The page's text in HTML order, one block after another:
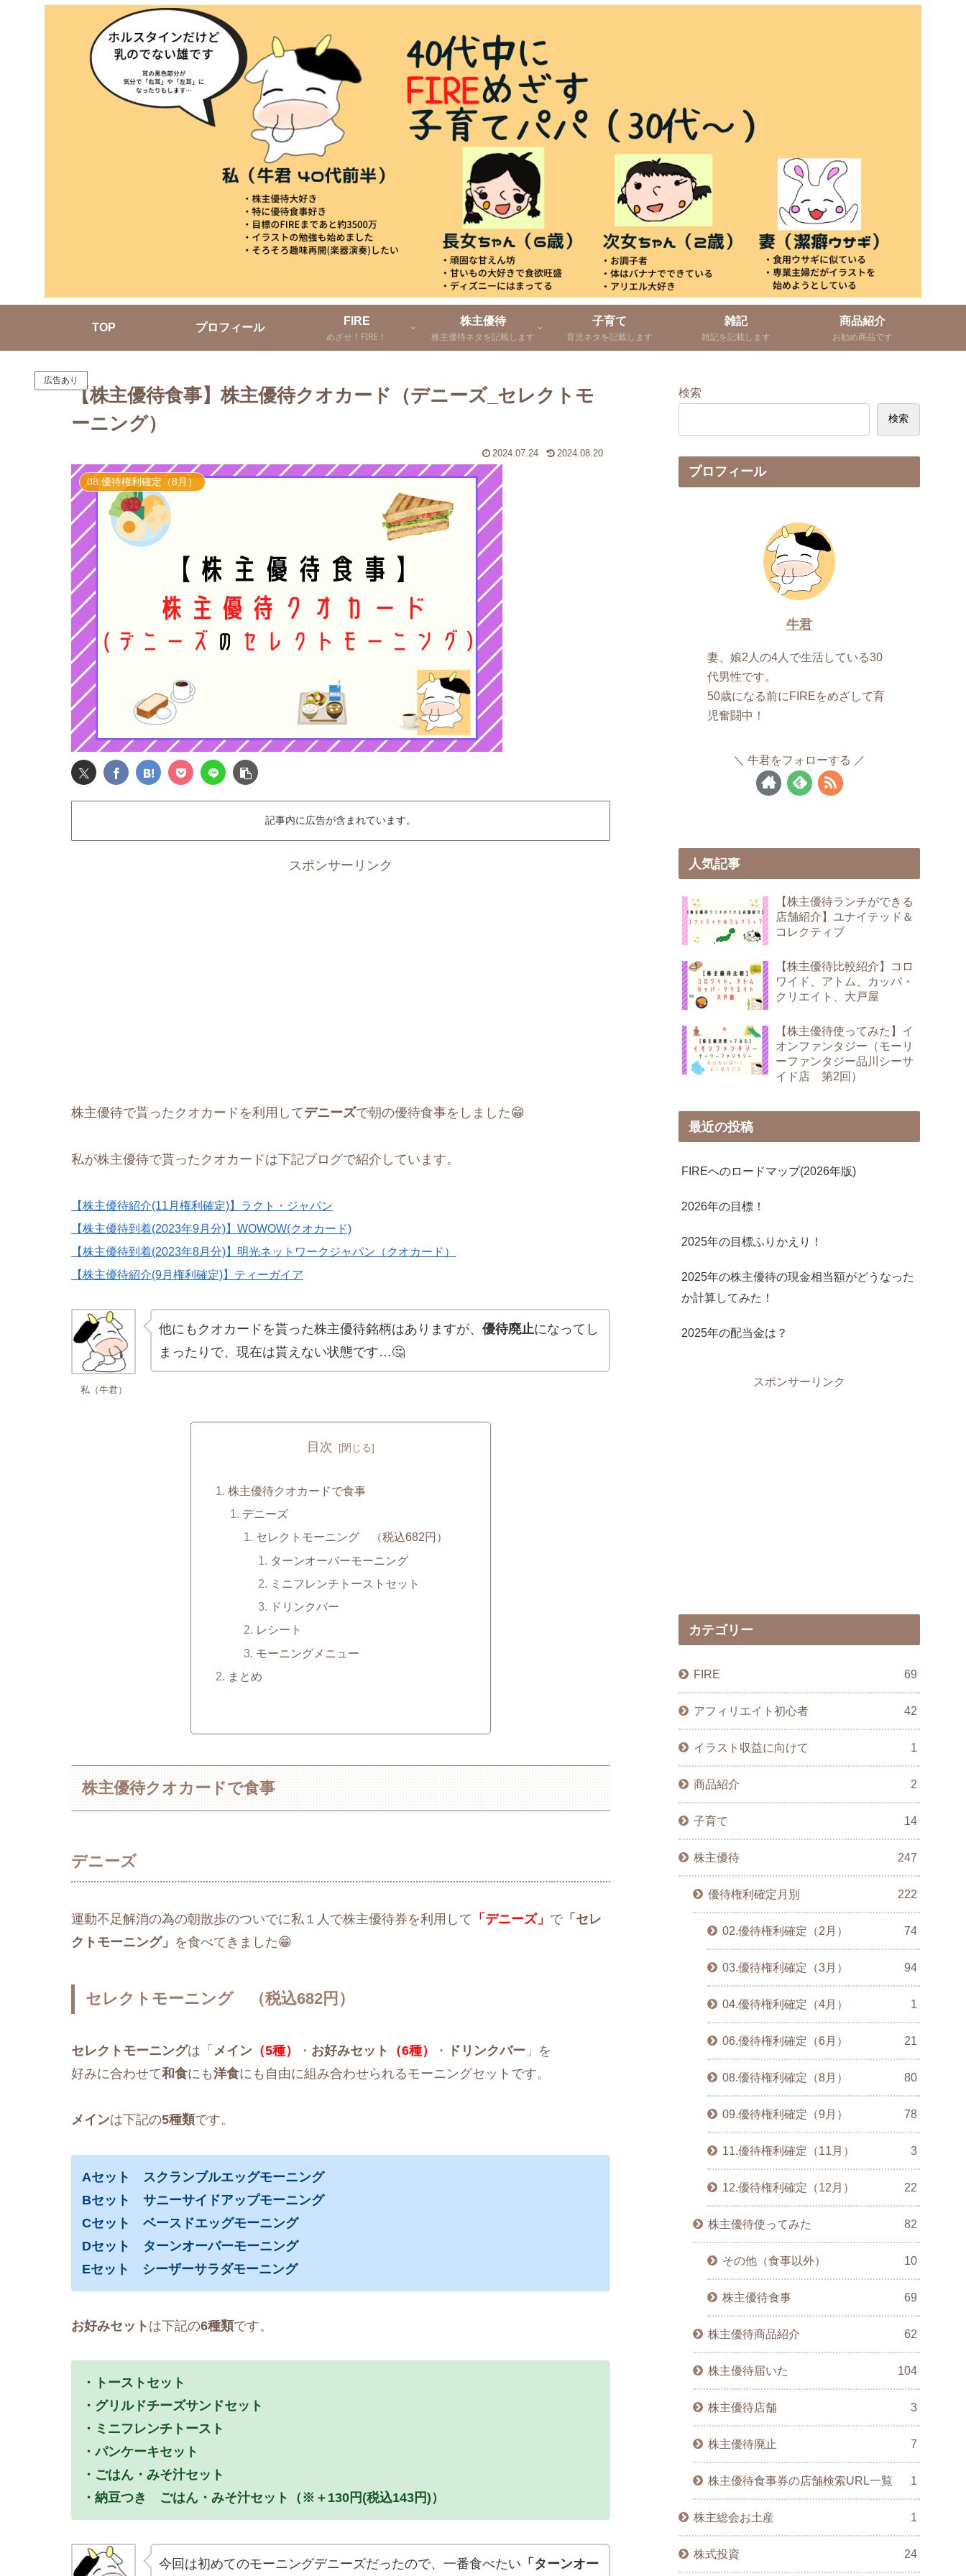
TOP プロフィール
FIRE
めざせ！FIRE！
株主優待
株主優待ネタを記載します
子育て
育児ネタを記載します
雑記
雑記を記載します
商品紹介
お勧め商品です
広告あり
【株主優待食事】株主優待クオカード（デニーズ_セレクトモ
ーニング）
2024.07.24 2024.08.20
08.優待権利確定（8月）
記事内に広告が含まれています。
スポンサーリンク
株主優待で貰ったクオカードを利用してデニーズで朝の優待食事をしました😁
私が株主優待で貰ったクオカードは下記ブログで紹介しています。
【株主優待紹介(11月権利確定)】ラクト・ジャパン
【株主優待到着(2023年9月分)】WOWOW(クオカード)
【株主優待到着(2023年8月分)】明光ネットワークジャパン（クオカード）
【株主優待紹介(9月権利確定)】ティーガイア
私（牛君）
他にもクオカードを貰った株主優待銘柄はありますが、 優待廃止になってし
まったりで、現在は貰えない状態です…🤔
目次
株主優待クオカードで食事
デニーズ
セレクトモーニング （税込682円）
ターンオーバーモーニング
ミニフレンチトーストセット
ドリンクバー
レシート
モーニングメニュー
まとめ
株主優待クオカードで食事
デニーズ
運動不足解消の為の朝散歩のついでに私１人で株主優待券を利用して 「デニーズ」 で「セレ
クトモーニング」 を食べてきました😁
セレクトモーニング （税込682円）
セレクトモーニングは「 メイン （5種） ・ お好みセット （6種） ・ ドリンクバー 」を
好みに合わせて和食にも洋食にも自由に組み合わせられるモーニングセットです。
メインは下記の5種類です。
Aセット スクランブルエッグモーニング
Bセット サニーサイドアップモーニング
Cセット ベースドエッグモーニング
Dセット ターンオーバーモーニング
Eセット シーザーサラダモーニング
お好みセット は下記の6種類です。
・トーストセット
・グリルドチーズサンドセット
・ミニフレンチトースト
・パンケーキセット
・ごはん・みそ汁セット
・納豆つき ごはん・みそ汁セット（※＋130円(税込143円)）
今回は初めてのモーニングデニーズだったので、一番食べたい 「ターンオー
検索
検索
プロフィール
牛君
妻、娘2人の4人で生活している30
代男性です。
50歳になる前にFIREをめざして育
児奮闘中！
牛君をフォローする
人気記事
【株主優待ランチができる
店舗紹介】ユナイテッド＆
コレクティブ
【株主優待比較紹介】コロ
ワイド、アトム、カッパ・
クリエイト、大戸屋
【株主優待使ってみた】イ
オンファンタジー（モーリ
ーファンタジー品川シーサ
イド店 第2回）
最近の投稿
FIREへのロードマップ(2026年版)
2026年の目標！
2025年の目標ふりかえり！
2025年の株主優待の現金相当額がどうなった
か計算してみた！
2025年の配当金は？
スポンサーリンク
カテゴリー
FIRE 69
アフィリエイト初心者 42
イラスト収益に向けて 1
商品紹介 2
子育て 14
株主優待 247
優待権利確定月別 222
02.優待権利確定（2月） 74
03.優待権利確定（3月） 94
04.優待権利確定（4月） 1
06.優待権利確定（6月） 21
08.優待権利確定（8月） 80
09.優待権利確定（9月） 78
11.優待権利確定（11月） 3
12.優待権利確定（12月） 22
株主優待使ってみた 82
その他（食事以外） 10
株主優待食事 69
株主優待商品紹介 62
株主優待届いた 104
株主優待店舗 3
株主優待廃止 7
株主優待食事券の店舗検索URL一覧 1
株主総会お土産 1
株式投資 24